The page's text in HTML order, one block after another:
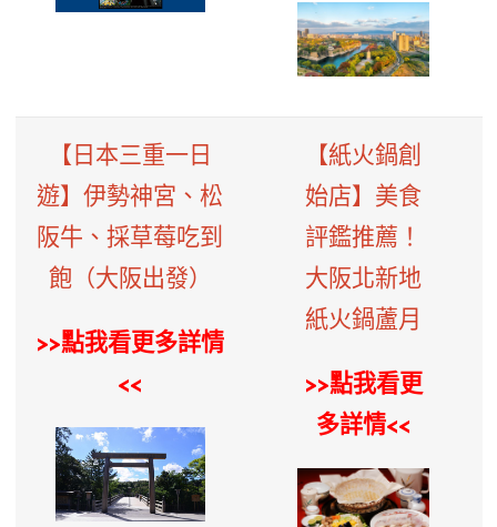
【日本三重一日
遊】伊勢神宮、松
阪牛、採草莓吃到
飽（大阪出發）
>>點我看更多詳情
<<
【紙火鍋創
始店】美食
評鑑推薦！
大阪北新地
紙火鍋蘆月
>>點我看更
多詳情<<